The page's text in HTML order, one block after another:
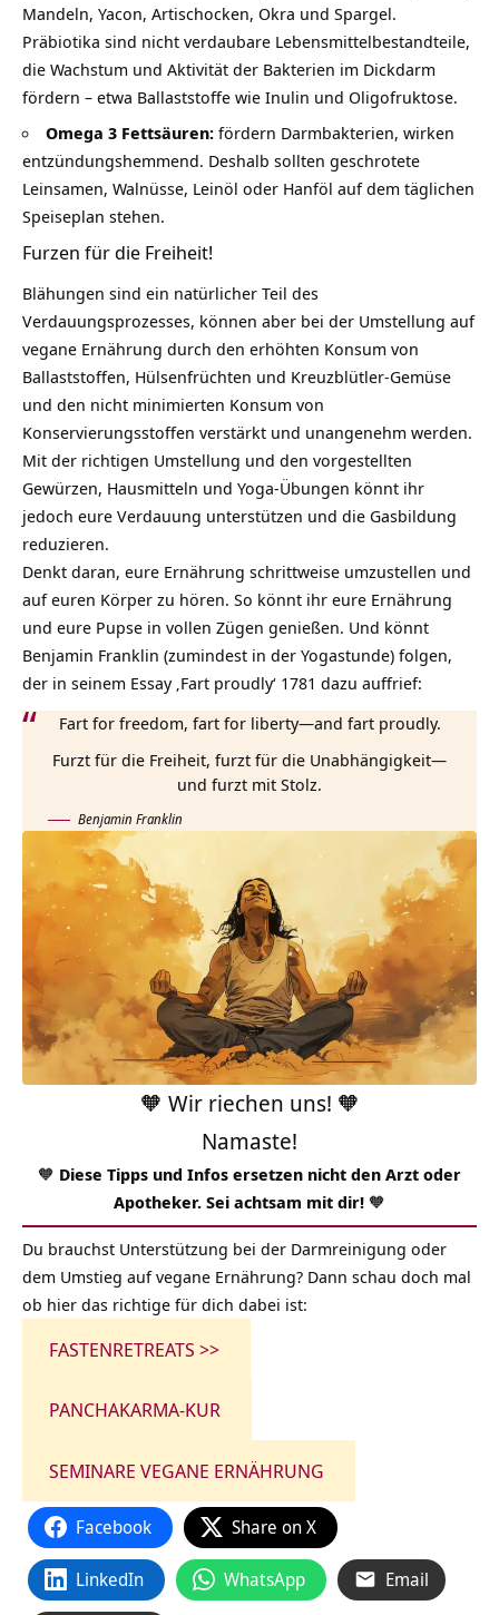
Mandeln, Yacon, Artischocken, Okra und Spargel.
Präbiotika sind nicht verdaubare Lebensmittelbestandteile,
die Wachstum und Aktivität der Bakterien im Dickdarm
fördern – etwa Ballaststoffe wie Inulin und Oligofruktose.
Omega 3 Fettsäuren: fördern Darmbakterien, wirken
entzündungshemmend. Deshalb sollten geschrotete
Leinsamen, Walnüsse, Leinöl oder Hanföl auf dem täglichen
Speiseplan stehen.
Furzen für die Freiheit!
Blähungen sind ein natürlicher Teil des
Verdauungsprozesses, können aber bei der Umstellung auf
vegane Ernährung durch den erhöhten Konsum von
Ballaststoffen, Hülsenfrüchten und Kreuzblütler-Gemüse
und den nicht minimierten Konsum von
Konservierungsstoffen verstärkt und unangenehm werden.
Mit der richtigen Umstellung und den vorgestellten
Gewürzen, Hausmitteln und Yoga-Übungen könnt ihr
jedoch eure Verdauung unterstützen und die Gasbildung
reduzieren.
Denkt daran, eure Ernährung schrittweise umzustellen und
auf euren Körper zu hören. So könnt ihr eure Ernährung
und eure Pupse in vollen Zügen genießen. Und könnt
Benjamin Franklin (zumindest in der Yogastunde) folgen,
der in seinem Essay ‚Fart proudly‘ 1781 dazu auffrief:
Fart for freedom, fart for liberty—and fart proudly.
Furzt für die Freiheit, furzt für die Unabhängigkeit—
und furzt mit Stolz.
Benjamin Franklin
🧡 Wir riechen uns! 🧡
Namaste!
🧡 Diese Tipps und Infos ersetzen nicht den Arzt oder
Apotheker. Sei achtsam mit dir! 🧡
Du brauchst Unterstützung bei der Darmreinigung oder
dem Umstieg auf vegane Ernährung? Dann schau doch mal
ob hier das richtige für dich dabei ist:
FASTENRETREATS >>
PANCHAKARMA-KUR
SEMINARE VEGANE ERNÄHRUNG
Facebook Share on X
LinkedIn WhatsApp Email